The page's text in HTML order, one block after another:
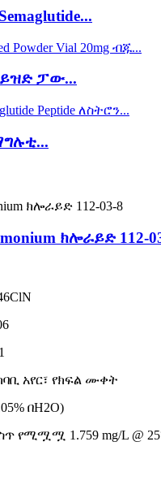
ፓው...
ክሎራይድ 112-
አየር፣ የክፍል ሙቀት
በH2O)
1.759 mg/L @